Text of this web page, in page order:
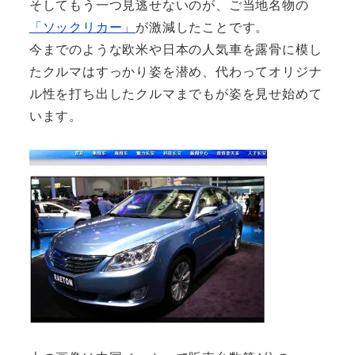
そしてもう一つ見逃せないのが、ご当地名物の
「ソックリカー」 が激減したことです。
今までのような欧米や日本の人気車を露骨に模し
たクルマはすっかり姿を潜め、代わってオリジナ
ル性を打ち出したクルマまでもが姿を見せ始めて
います。